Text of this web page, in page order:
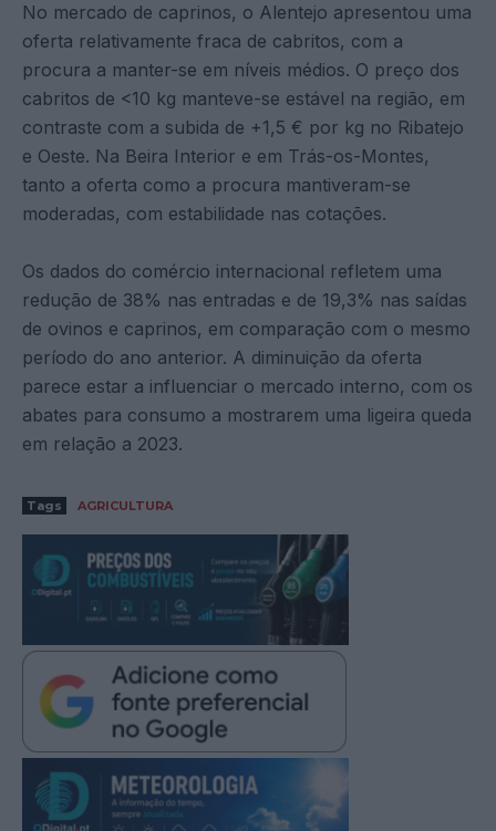
No mercado de caprinos, o Alentejo apresentou uma
oferta relativamente fraca de cabritos, com a
procura a manter-se em níveis médios. O preço dos
cabritos de <10 kg manteve-se estável na região, em
contraste com a subida de +1,5 € por kg no Ribatejo
e Oeste. Na Beira Interior e em Trás-os-Montes,
tanto a oferta como a procura mantiveram-se
moderadas, com estabilidade nas cotações.
Os dados do comércio internacional refletem uma
redução de 38% nas entradas e de 19,3% nas saídas
de ovinos e caprinos, em comparação com o mesmo
período do ano anterior. A diminuição da oferta
parece estar a influenciar o mercado interno, com os
abates para consumo a mostrarem uma ligeira queda
em relação a 2023.
Tags AGRICULTURA